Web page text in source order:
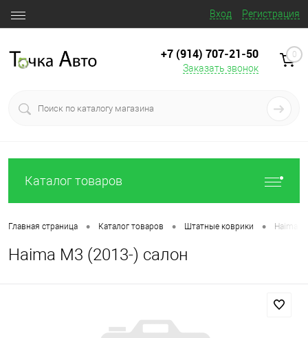
Вход Регистрация
+7 (914) 707‒21‒50
Заказать звонок
0
Каталог товаров
Главная страница • Каталог товаров • Штатные коврики • Haima
Haima M3 (2013-) салон